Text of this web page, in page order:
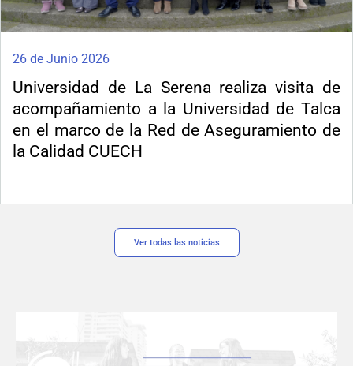
26 de Junio 2026
Universidad de La Serena realiza visita de
acompañamiento a la Universidad de Talca
en el marco de la Red de Aseguramiento de
la Calidad CUECH
Ver todas las noticias